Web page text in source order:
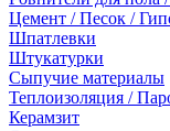
Цемент / Песок /
Шпатлевки
Штукатурки
Сыпучие материалы
Теплоизоляция /
Керамзит